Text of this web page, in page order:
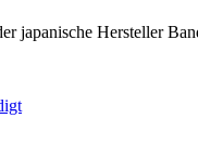
japanische Hersteller